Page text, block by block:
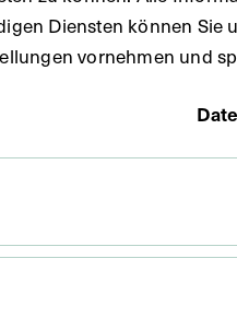
Diensten können Sie
vornehmen und